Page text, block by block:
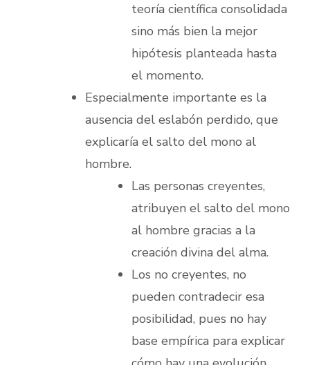
teoría científica consolidada
sino más bien la mejor
hipótesis planteada hasta
el momento.
Especialmente importante es la
ausencia del eslabón perdido, que
explicaría el salto del mono al
hombre.
Las personas creyentes,
atribuyen el salto del mono
al hombre gracias a la
creación divina del alma.
Los no creyentes, no
pueden contradecir esa
posibilidad, pues no hay
base empírica para explicar